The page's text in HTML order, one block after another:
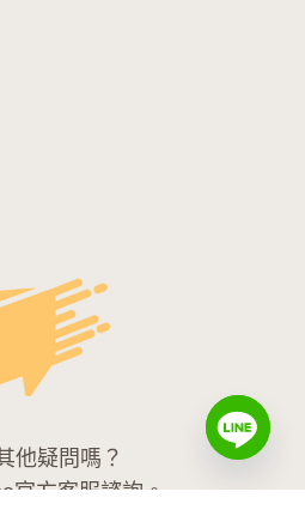
他疑問嗎？
官方客服諮詢。